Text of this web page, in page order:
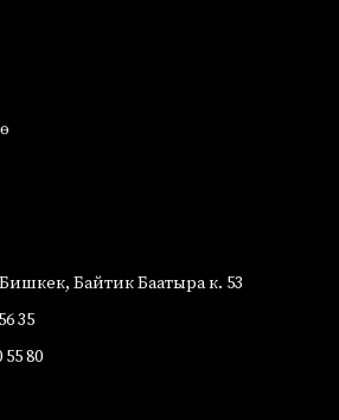
Байтик Баатыра к. 53
35
80